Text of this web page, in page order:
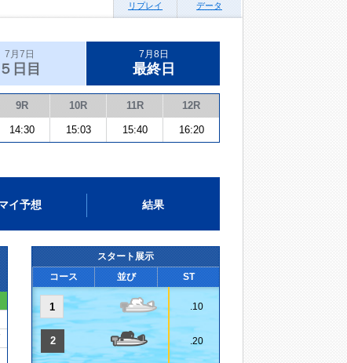
リプレイ
データ
7月7日
５日目
7月8日
最終日
9R 10R 11R 12R
14:30 15:03 15:40 16:20
イ予想 結果
スタート展示
コース
並び ST
1 .10
2 .20